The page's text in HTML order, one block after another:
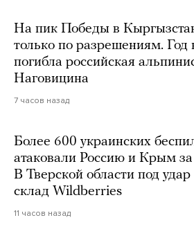
На пик Победы в
только по разрешениям. Год
погибла российская
Наговицина
7 часов назад
Более 600 украинских
атаковали Россию и Крым за
В Тверской области под
склад Wildberries
11 часов назад